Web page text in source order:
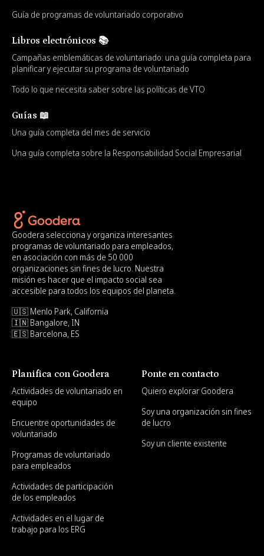
Guía de programas de voluntariado corporativo
Libros electrónicos 📚
Campañas emblemáticas de voluntariado: una guía completa para
planificar y ejecutar su programa de voluntariado
Todo lo que necesita saber sobre las políticas de VTO
Guías 📖
Una guía completa del mes de servicio
Una guía completa sobre la Responsabilidad Social Empresarial
Goodera selecciona y organiza interesantes
programas de voluntariado para empleados,
en asociación con más de 50 000
organizaciones sin fines de lucro. Nuestra
misión es hacer que el impacto social sea
accesible para todos los equipos del planeta.
🇺🇸 Menlo Park, California
🇮🇳 Bangalore, IN
🇪🇸 Barcelona, ES
Planifica con Goodera
Actividades de voluntariado en
equipo
Encuentre oportunidades de
voluntariado
Programas de voluntariado
para empleados
Actividades de participación
de los empleados
Actividades en el lugar de
trabajo para los ERG
Ponte en contacto
Quiero explorar Goodera
Soy una organización sin fines
de lucro
Soy un cliente existente